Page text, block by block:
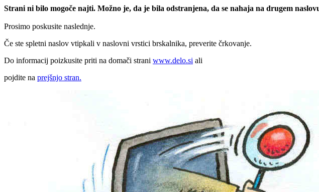
Strani ni bilo mogoče najti. Možno je, da je bila odstranjena, da se nahaja na drugem
Prosimo poskusite naslednje.
Če ste spletni naslov vtipkali v naslovni vrstici brskalnika, preverite črkovanje.
Do informacij poizkusite priti na domači strani www.delo.si ali
pojdite na prejšnjo stran.